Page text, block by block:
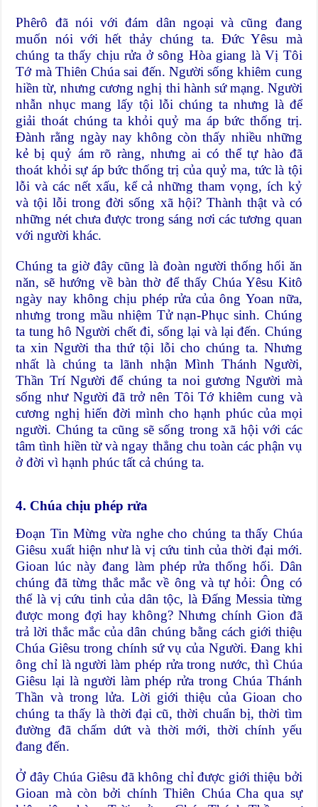
Phêrô đã nói với đám dân ngoại và cũng đang
muốn nói với hết thảy chúng ta. Ðức Yêsu mà
chúng ta thấy chịu rửa ở sông Hòa giang là Vị Tôi
Tớ mà Thiên Chúa sai đến. Người sống khiêm cung
hiền từ, nhưng cương nghị thi hành sứ mạng. Người
nhẫn nhục mang lấy tội lỗi chúng ta nhưng là để
giải thoát chúng ta khỏi quỷ ma áp bức thống trị.
Ðành rằng ngày nay không còn thấy nhiều những
kẻ bị quỷ ám rõ ràng, nhưng ai có thể tự hào đã
thoát khỏi sự áp bức thống trị của quỷ ma, tức là tội
lỗi và các nết xấu, kể cả những tham vọng, ích kỷ
và tội lỗi trong đời sống xã hội? Thành thật và có
những nét chưa được trong sáng nơi các tương quan
với người khác.
Chúng ta giờ đây cũng là đoàn người thống hối ăn
năn, sẽ hướng về bàn thờ để thấy Chúa Yêsu Kitô
ngày nay không chịu phép rửa của ông Yoan nữa,
nhưng trong mầu nhiệm Tử nạn-Phục sinh. Chúng
ta tung hô Người chết đi, sống lại và lại đến. Chúng
ta xin Người tha thứ tội lỗi cho chúng ta. Nhưng
nhất là chúng ta lãnh nhận Mình Thánh Người,
Thần Trí Người để chúng ta noi gương Người mà
sống như Người đã trở nên Tôi Tớ khiêm cung và
cương nghị hiến đời mình cho hạnh phúc của mọi
người. Chúng ta cũng sẽ sống trong xã hội với các
tâm tình hiền từ và ngay thẳng chu toàn các phận vụ
ở đời vì hạnh phúc tất cả chúng ta.
4. Chúa chịu phép rửa
Đoạn Tin Mừng vừa nghe cho chúng ta thấy Chúa
Giêsu xuất hiện như là vị cứu tinh của thời đại mới.
Gioan lúc này đang làm phép rửa thống hối. Dân
chúng đã từng thắc mắc về ông và tự hỏi: Ông có
thể là vị cứu tinh của dân tộc, là Đấng Messia từng
được mong đợi hay không? Nhưng chính Gion đã
trả lời thắc mắc của dân chúng bằng cách giới thiệu
Chúa Giêsu trong chính sứ vụ của Người. Đang khi
ông chỉ là người làm phép rửa trong nước, thì Chúa
Giêsu lại là người làm phép rửa trong Chúa Thánh
Thần và trong lửa. Lời giới thiệu của Gioan cho
chúng ta thấy là thời đại cũ, thời chuẩn bị, thời tìm
đường đã chấm dứt và thời mới, thời chính yếu
đang đến.
Ở đây Chúa Giêsu đã không chỉ được giới thiệu bởi
Gioan mà còn bởi chính Thiên Chúa Cha qua sự